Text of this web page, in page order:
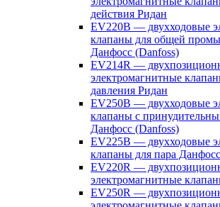
действия Ридан
EV220B — двухходовые
клапаны для общей
Данфосс (Danfoss)
EV214R —
электромагнитные
давления Ридан
EV250B — двухходовые
клапаны с
Данфосс (Danfoss)
EV225B — двухходовые
клапаны для пара
EV220R —
электромагнитные
EV250R —